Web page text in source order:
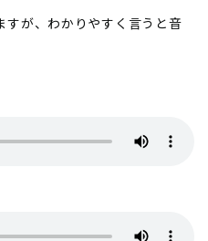
が、わかりやすく言うと音